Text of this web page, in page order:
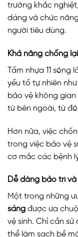
trường khắc
dáng và chức
người tiêu dùng.
Khả năng chống
Tấm nhựa 11
yếu tố tự nhiên
bảo vệ không
từ bên ngoài, từ
Hơn nữa, việc
trong việc bảo vệ
cơ mắc các bệnh
Dễ dàng bảo trì và
Một trong những
sáng được ưa
vệ sinh. Chỉ cần
thể làm sạch bề